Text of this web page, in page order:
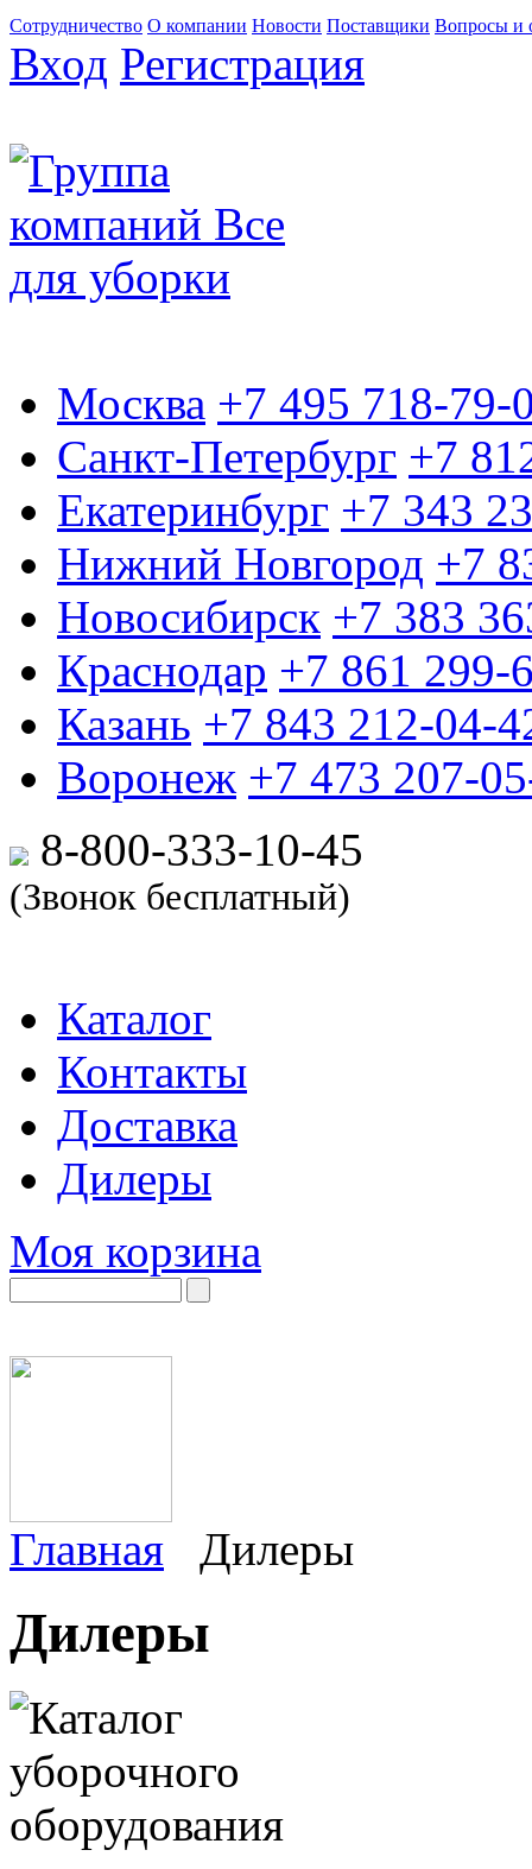
Сотрудничество О компании Новости Поставщики Вопросы и
Вход Регистрация
Москва +7 495 718-79-
Санкт-Петербург +7
Екатеринбург +7 343
Нижний Новгород +7
Новосибирск +7 383
Краснодар +7 861 299-
Казань +7 843 212-04-
Воронеж +7 473 207-
8-800-333-10-45
(Звонок бесплатный)
Каталог
Контакты
Доставка
Дилеры
Моя корзина
Главная Дилеры
Дилеры